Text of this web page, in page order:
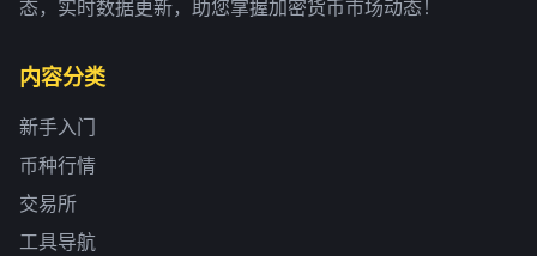
态，实时数据更新，助您掌握加密货币市场动态！
内容分类
新手入门
币种行情
交易所
工具导航